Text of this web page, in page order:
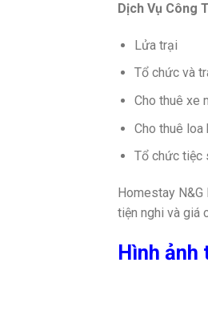
Dịch Vụ Công
Lửa trại
Tổ chức và
Cho thuê xe
Cho thuê loa
Tổ chức tiệc
Homestay
tiện nghi và giá
Hình ảnh